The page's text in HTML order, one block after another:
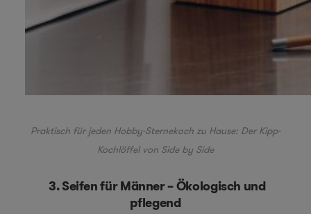
Praktisch für jeden Hobby-Sternekoch zu Hause: Der Kipp-
Kochlöffel von Side by Side
3. Seifen für Männer – Ökologisch und
pflegend